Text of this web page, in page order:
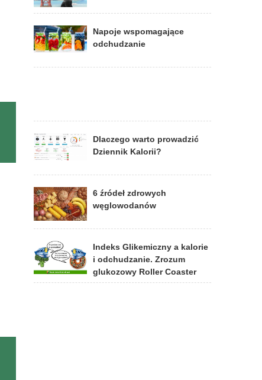
Napoje wspomagające
odchudzanie
Dlaczego warto prowadzić
Dziennik Kalorii?
6 źródeł zdrowych
węglowodanów
Indeks Glikemiczny a kalorie
i odchudzanie. Zrozum
glukozowy Roller Coaster